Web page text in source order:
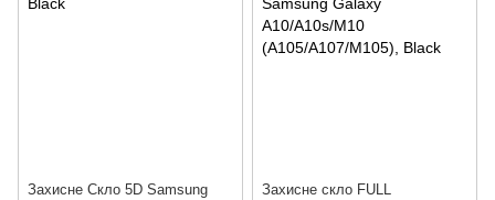
Захисне Скло 5D Samsung
Захисне скло FULL